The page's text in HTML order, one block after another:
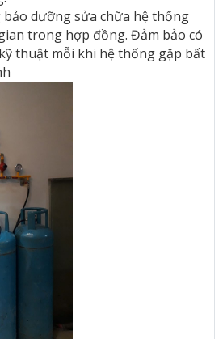
dưỡng sửa chữa hệ thống
trong hợp đồng. Đảm bảo có
thuật mỗi khi hệ thống gặp bất